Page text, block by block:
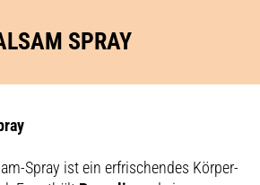
SPRAY
Spray ist ein erfrischendes Körper-